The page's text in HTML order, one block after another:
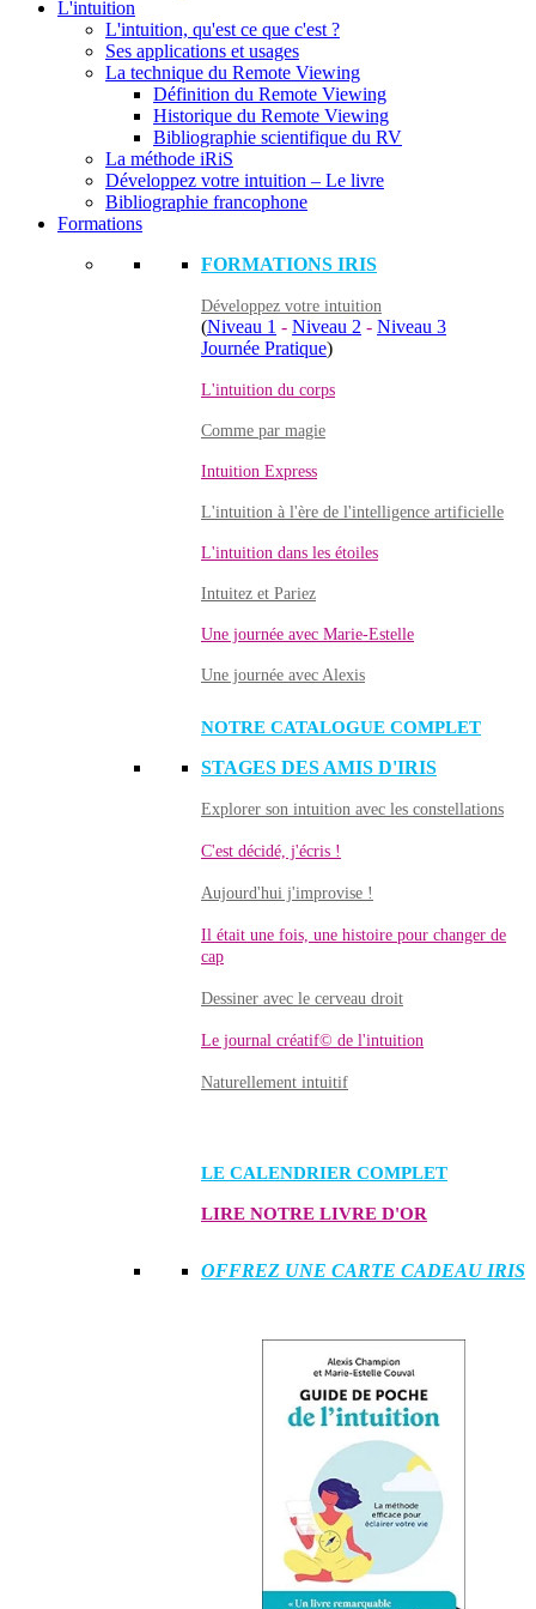
L'intuition
L'intuition, qu'est ce que c'est ?
Ses applications et usages
La technique du Remote Viewing
Définition du Remote Viewing
Historique du Remote Viewing
Bibliographie scientifique du RV
La méthode iRiS
Développez votre intuition – Le livre
Bibliographie francophone
Formations
FORMATIONS IRIS
Développez votre intuition
(Niveau 1 - Niveau 2 - Niveau 3
Journée Pratique)
L'intuition du corps
Comme par magie
Intuition Express
L'intuition à l'ère de l'intelligence artificielle
L'intuition dans les étoiles
Intuitez et Pariez
Une journée avec Marie-Estelle
Une journée avec Alexis
NOTRE CATALOGUE COMPLET
STAGES DES AMIS D'IRIS
Explorer son intuition avec les constellations
C'est décidé, j'écris !
Aujourd'hui j'improvise !
Il était une fois, une histoire pour changer de
cap
Dessiner avec le cerveau droit
Le journal créatif© de l'intuition
Naturellement intuitif
LE CALENDRIER COMPLET
LIRE NOTRE LIVRE D'OR
OFFREZ UNE CARTE CADEAU IRIS